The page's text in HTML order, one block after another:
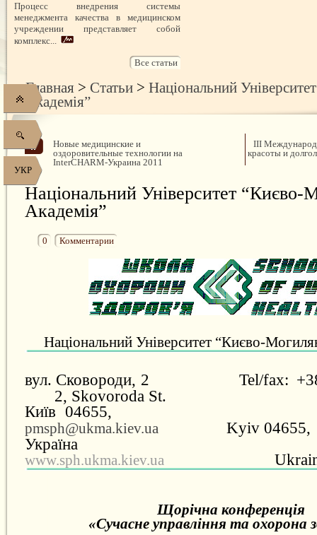
УКР
Процесс внедрения системы
менеджмента качества в медицинском
учреждении представляет собой
комплекс...
Все статьи
Главная > Статьи > Національний
Академія”
Новые медицинские и
оздоровительные технологии на
InterCHARM-Украина 2011
ІІІ
красоты и
Національний Університет “Києво-
Академія”
0 Комментарии
Національний Університет “Києво-
вул. Сковороди, 2Tel/fax:
2, Skovoroda St.
Київ
pmsph@ukma.kiev.ua Kyiv 04655,
www.sph.ukma.kiev.ua
Щорічна конференція
«Сучасне управління та охорона